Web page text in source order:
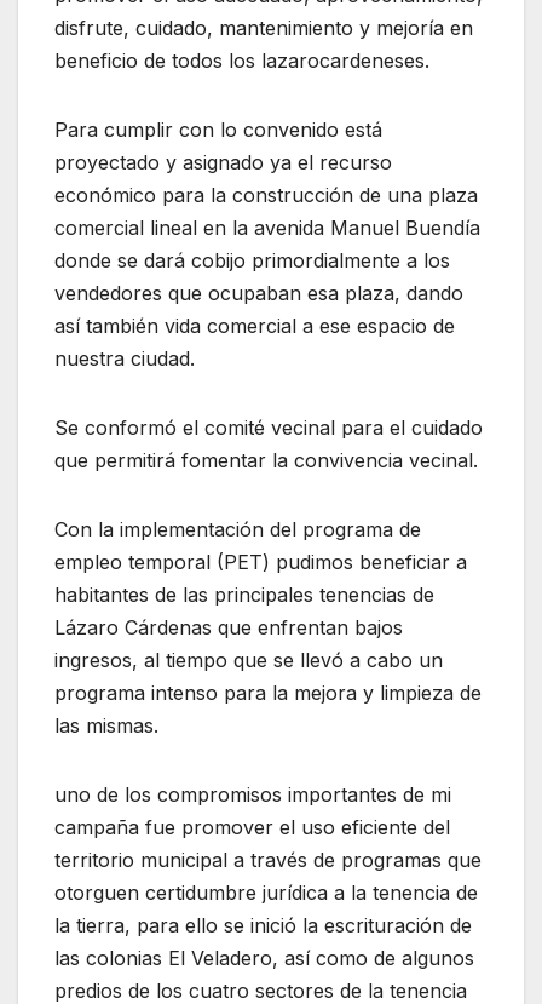
disfrute, cuidado, mantenimiento y mejoría en
beneficio de todos los lazarocardeneses.
Para cumplir con lo convenido está
proyectado y asignado ya el recurso
económico para la construcción de una plaza
comercial lineal en la avenida Manuel Buendía
donde se dará cobijo primordialmente a los
vendedores que ocupaban esa plaza, dando
así también vida comercial a ese espacio de
nuestra ciudad.
Se conformó el comité vecinal para el cuidado
que permitirá fomentar la convivencia vecinal.
Con la implementación del programa de
empleo temporal (PET) pudimos beneficiar a
habitantes de las principales tenencias de
Lázaro Cárdenas que enfrentan bajos
ingresos, al tiempo que se llevó a cabo un
programa intenso para la mejora y limpieza de
las mismas.
uno de los compromisos importantes de mi
campaña fue promover el uso eficiente del
territorio municipal a través de programas que
otorguen certidumbre jurídica a la tenencia de
la tierra, para ello se inició la escrituración de
las colonias El Veladero, así como de algunos
predios de los cuatro sectores de la tenencia